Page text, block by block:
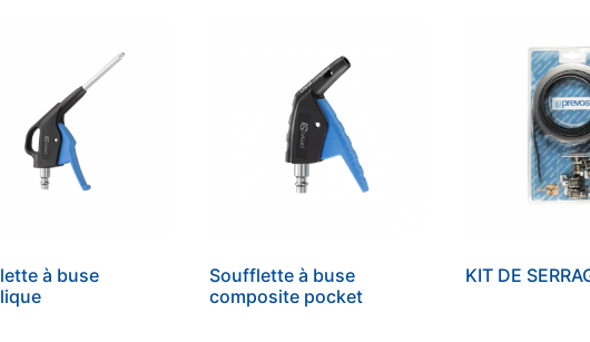
à buse
Soufflette à buse
composite pocket
KIT DE